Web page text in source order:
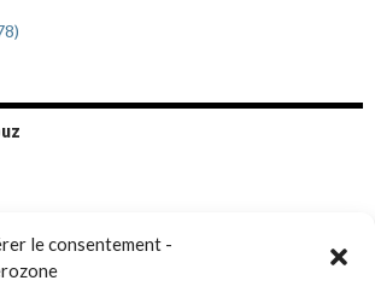
le consentement -